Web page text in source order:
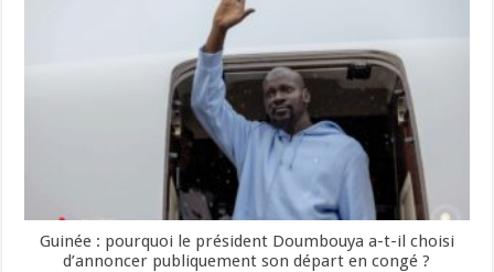
Guinée : pourquoi le président Doumbouya a-t-il choisi
d’annoncer publiquement son départ en congé ?